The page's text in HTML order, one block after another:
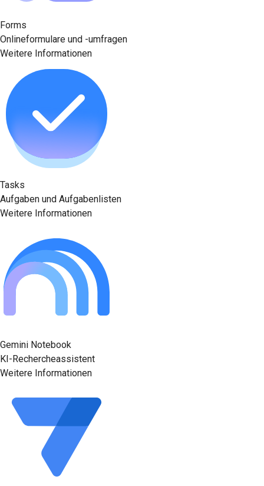
Forms
Onlineformulare und -umfragen
Weitere Informationen
Tasks
Aufgaben und Aufgabenlisten
Weitere Informationen
Gemini Notebook
KI-Rechercheassistent
Weitere Informationen